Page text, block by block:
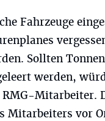
Fahrzeuge
Sollten
werden,
Mitarbeiter.
Mitarbeiters vor